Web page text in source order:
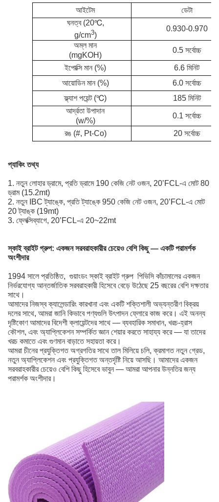
আইটেম
ডেটা
ঘনত্ব (20℃,
g/cm3)
0.930-0.970
অম্ল মান
(mgKOH)
0.5 সর্বোচ্চ
ইপোক্সি মান (%)
6.6 মিনিট
আয়োডিন মান (%)
6.0 সর্বোচ্চ
ফ্ল্যাশ পয়েন্ট (℃)
185 মিনিট
আর্দ্রতা উপাদান
(w/%)
0.1 সর্বোচ্চ
রঙ (#, Pt-Co) 20 সর্বোচ্চ
প্যাকিং তথ্য
1. নতুন লোহার ড্রামে, প্রতি ড্রামে 190 কেজি নেট ওজন, 20’FCL-এ মোট 80
ড্রাম (15.2mt)
2. নতুন IBC ট্যাঙ্কে, প্রতি ট্যাঙ্কে 950 কেজি নেট ওজন, 20’FCL-এ মোট
20 ট্যাঙ্ক (19mt)
3. ফ্লেক্সিব্যাগে, 20’FCL-এ 20~22mt
স্কাই ব্রাইট গ্রুপ: একজন সরবরাহকারীর চেয়েও বেশি কিছু — একটি পরামর্শক
অংশীদার
1994 সালে প্রতিষ্ঠিত, গুয়াংডং স্কাই ব্রাইট গ্রুপ পিভিসি কাঁচামালের একজন
নির্ভরযোগ্য আন্তর্জাতিক সরবরাহকারী হিসেবে বেড়ে উঠেছে 25 বছরের বেশি দক্ষতার
সাথে।
আমাদের নিজস্ব ক্যালেন্ডারিং কারখানা এবং একটি শক্তিশালী অভ্যন্তরীণ বিক্রয়
দলের সাথে, আমরা জানি কিভাবে পণ্যগুলি উৎপাদন ফ্লোরে কাজ করে। এই অনন্য
দৃষ্টিকোণ আমাদের বিদেশী ক্লায়েন্টদের সাথে — ব্যবহারিক সমাধান, খরচ-হ্রাস
কৌশল, এবং অ্যাপ্লিকেশন সম্পর্কিত জ্ঞান শেয়ার করতে সাহায্য করে — যা তাদের
খরচ কমাতে এবং গুণমান বাড়াতে সহায়তা করে।
আমরা চীনের প্রযুক্তিগত অগ্রগতির সাথে তাল মিলিয়ে চলি, ক্রমাগত নতুন গ্রেড,
নতুন অ্যাপ্লিকেশন এবং প্রযুক্তিগত অন্তর্দৃষ্টি নিয়ে আসছি। আমাদের একজন
সরবরাহকারীর চেয়েও বেশি কিছু হিসেবে ভাবুন — আমরা আপনার উন্নতির জন্য
পরামর্শক অংশীদার।